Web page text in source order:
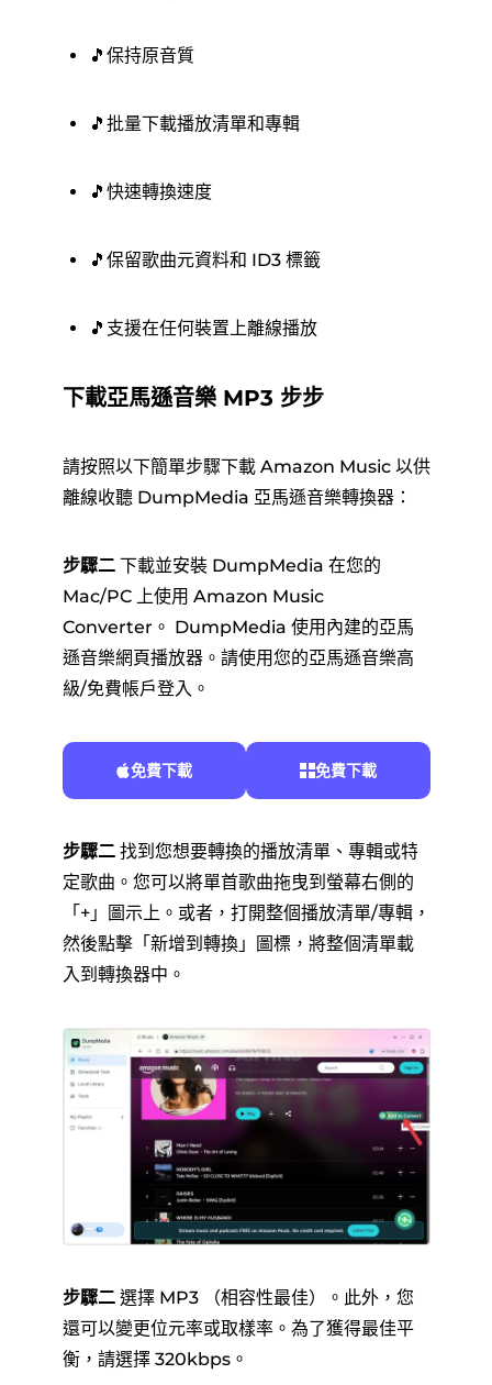
🎵保持原音質
🎵批量下載播放清單和專輯
🎵快速轉換速度
🎵保留歌曲元資料和 ID3 標籤
🎵支援在任何裝置上離線播放
下載亞馬遜音樂 MP3 步步
請按照以下簡單步驟下載 Amazon Music 以供
離線收聽 DumpMedia 亞馬遜音樂轉換器：
步驟二下載並安裝 DumpMedia 在您的
Mac/PC 上使用 Amazon Music
Converter。 DumpMedia 使用內建的亞馬
遜音樂網頁播放器。請使用您的亞馬遜音樂高
級/免費帳戶登入。
免費下載 免費下載
步驟二找到您想要轉換的播放清單、專輯或特
定歌曲。您可以將單首歌曲拖曳到螢幕右側的
「+」圖示上。或者，打開整個播放清單/專輯，
然後點擊「新增到轉換」圖標，將整個清單載
入到轉換器中。
步驟二選擇 MP3 （相容性最佳）。此外，您
還可以變更位元率或取樣率。為了獲得最佳平
衡，請選擇 320kbps。